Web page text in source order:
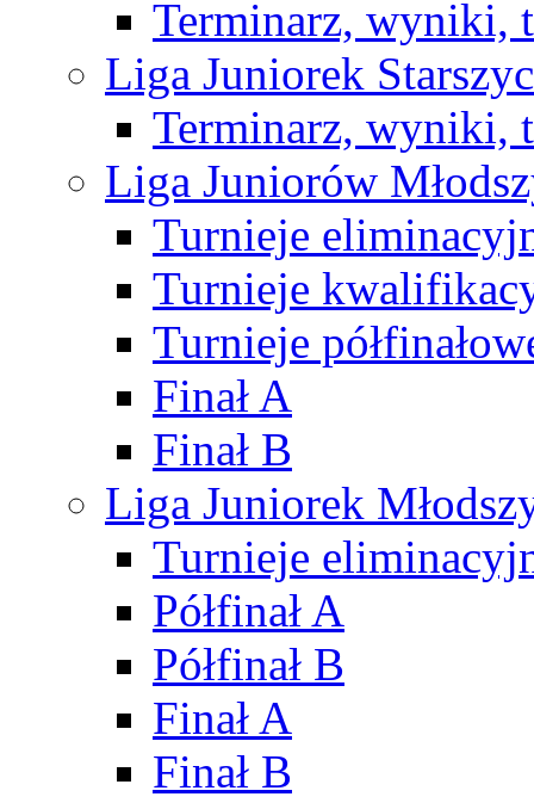
Terminarz, wyniki,
Liga Juniorek
Terminarz, wyniki,
Liga Juniorów
Turnieje
Turnieje
Turnieje
Finał A
Finał B
Liga Juniorek
Turnieje
Półfinał A
Półfinał B
Finał A
Finał B